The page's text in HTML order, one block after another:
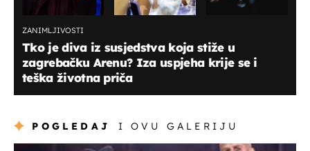
ZANIMLJIVOSTI
Tko je diva iz susjedstva koja stiže u
zagrebačku Arenu? Iza uspjeha krije se i
teška životna priča
POGLEDAJ I OVU GALERIJU